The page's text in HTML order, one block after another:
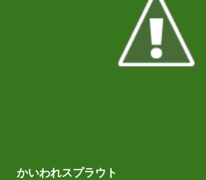
かいわれスプラウト